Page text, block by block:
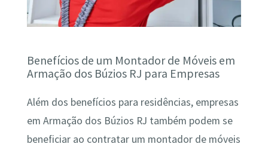
Benefícios de um Montador de Móveis em
Armação dos Búzios RJ para Empresas
Além dos benefícios para residências, empresas
em Armação dos Búzios RJ também podem se
beneficiar ao contratar um montador de móveis